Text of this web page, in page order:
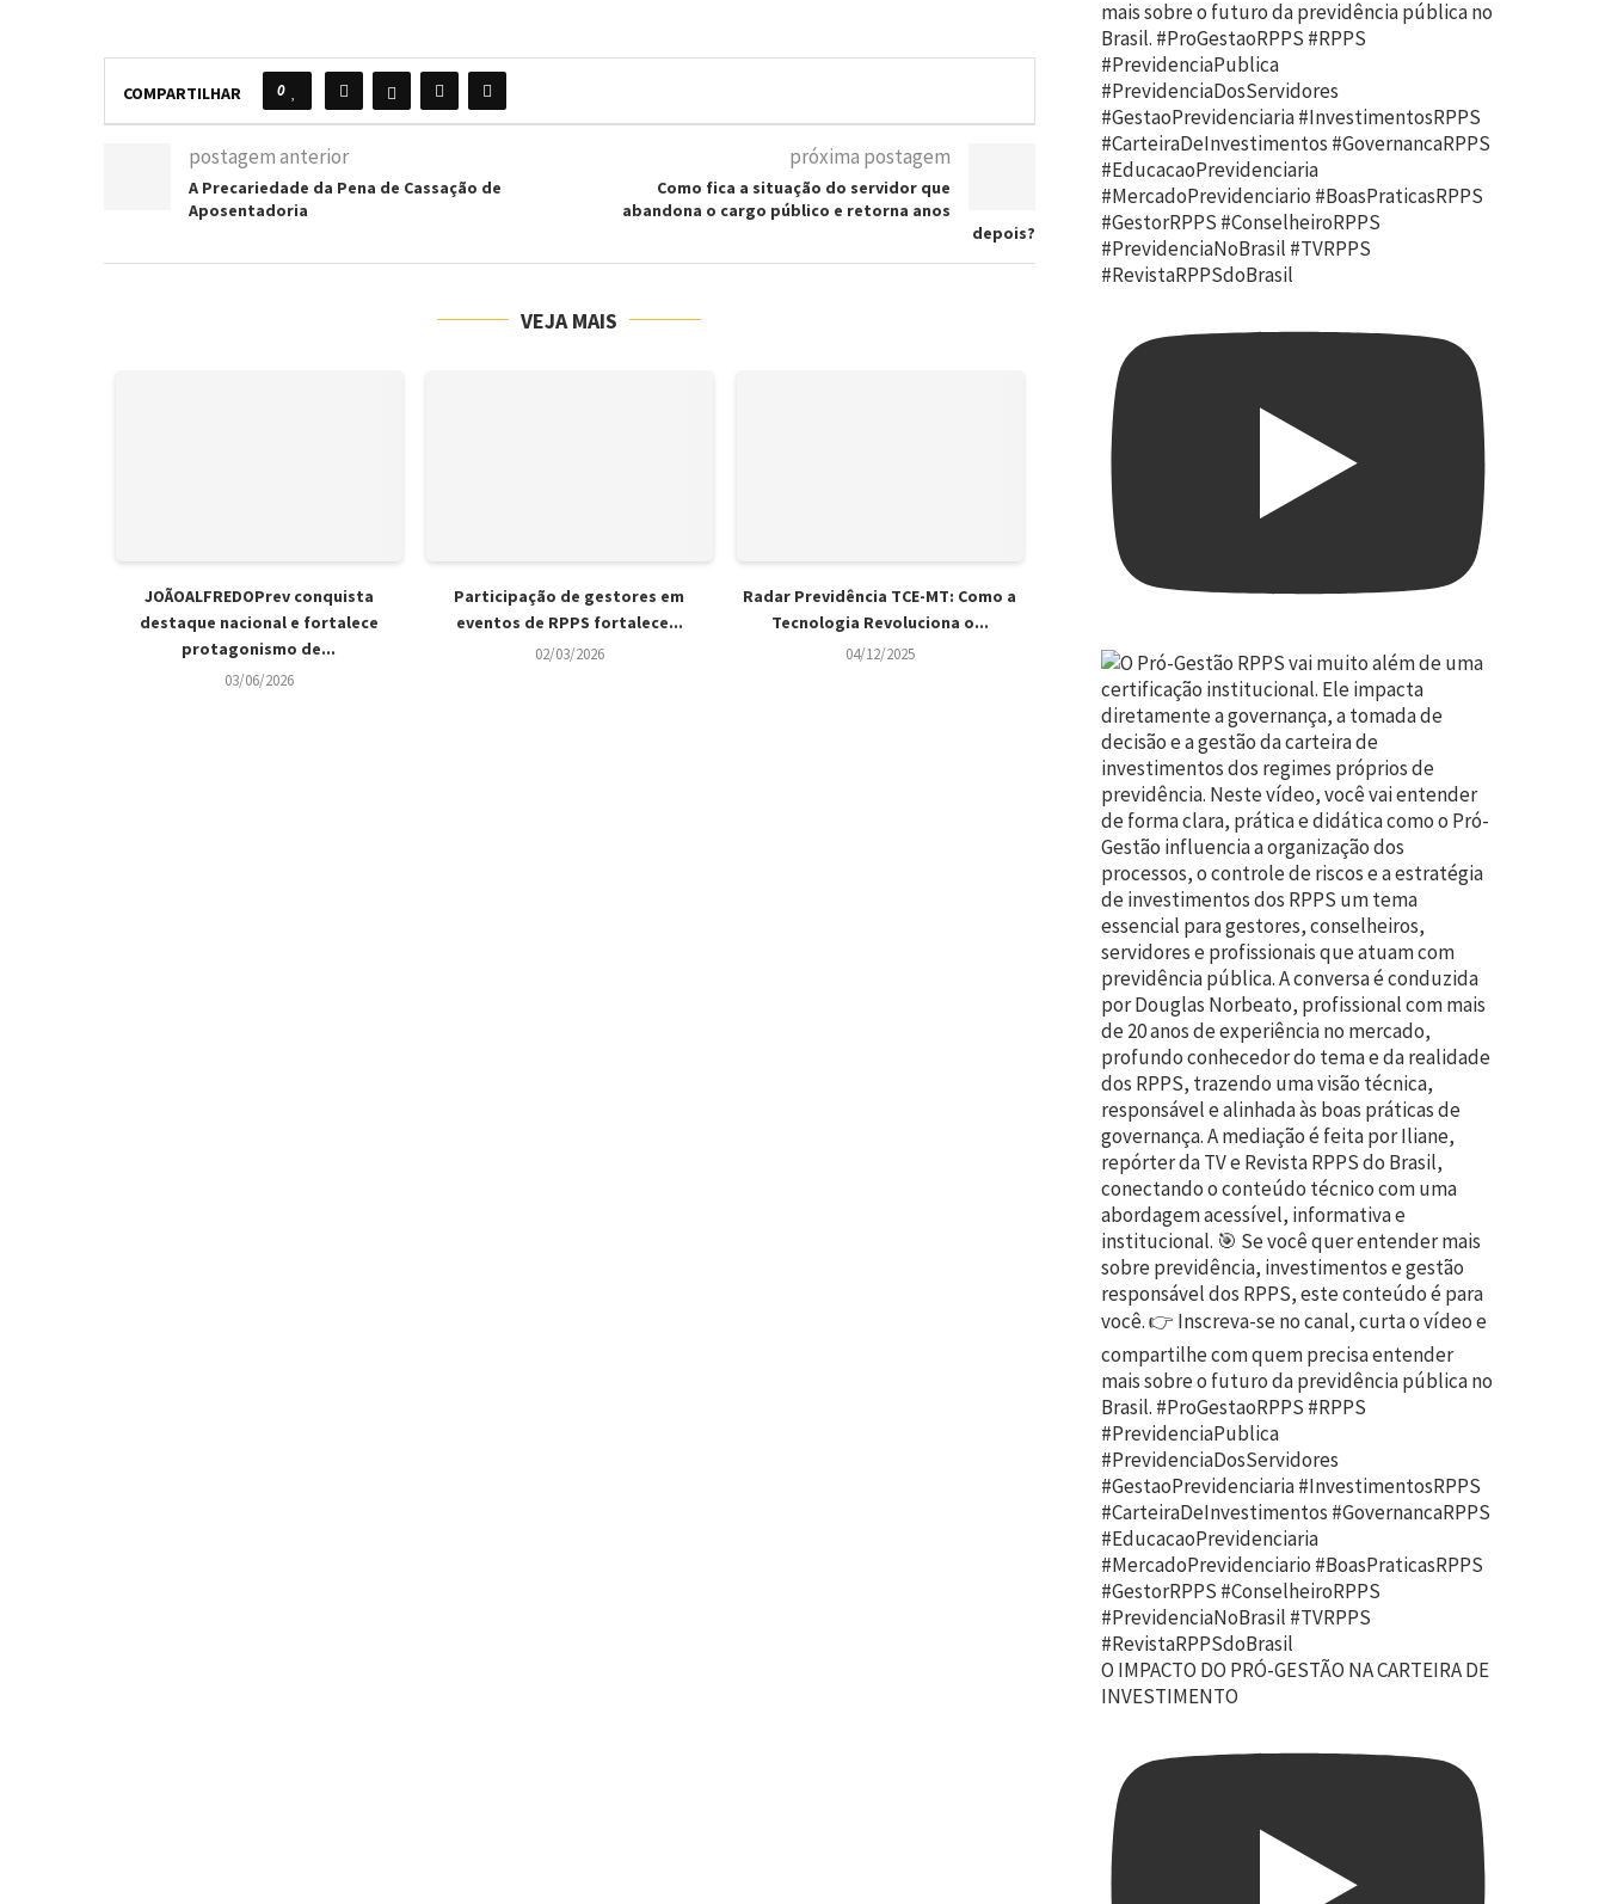
COMPARTILHAR 0
postagem anterior
A Precariedade da Pena de Cassação de
Aposentadoria
próxima postagem
Como fica a situação do servidor que
abandona o cargo público e retorna anos
depois?
VEJA MAIS
JOÃOALFREDOPrev conquista
destaque nacional e fortalece
protagonismo de...
03/06/2026
Participação de gestores em
eventos de RPPS fortalece...
02/03/2026
Radar Previdência TCE-MT: Como a
Tecnologia Revoluciona o...
04/12/2025
O IMPACTO DO PRÓ-GESTÃO NA CARTEIRA DE
INVESTIMENTO